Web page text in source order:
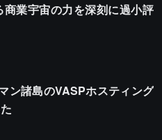
業宇宙の力を深刻に過小評
ン諸島のVASPホスティング